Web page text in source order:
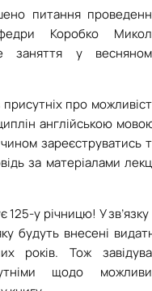
питання
Коробко
заняття у
про
англійською
зареєструватись
за матеріалами
125-у річницю! У зв’язку
будуть внесені
років. Тож
щодо